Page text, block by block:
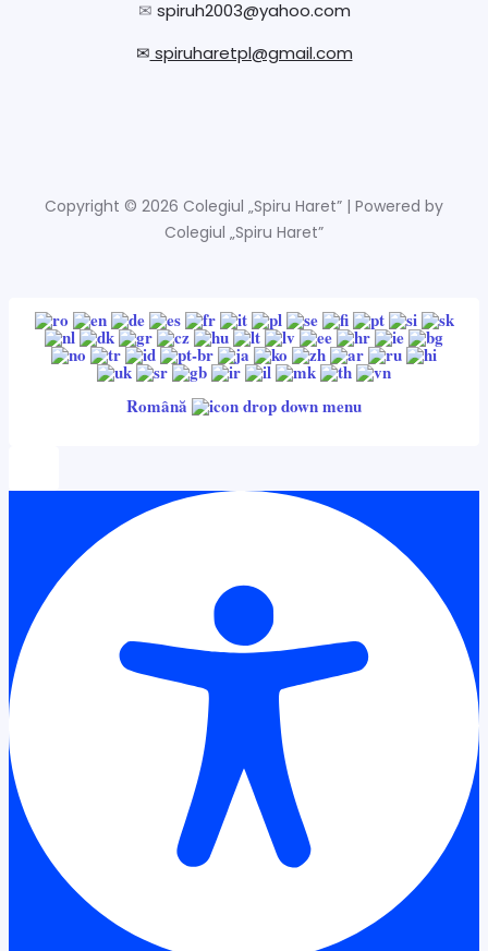
✉ spiruh2003@yahoo.com
✉ spiruharetpl@gmail.com
Copyright © 2026 Colegiul „Spiru Haret” | Powered by
Colegiul „Spiru Haret”
Română